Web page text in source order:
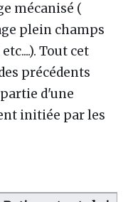
mécanisé (
plein champs
Tout cet
précédents
d'une
initiée par les